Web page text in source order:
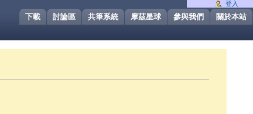
關於本站
參與我們
摩茲星球
共筆系統
討論區
下載
登入